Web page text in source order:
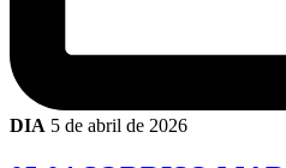
DIA 5 de abril de 2026